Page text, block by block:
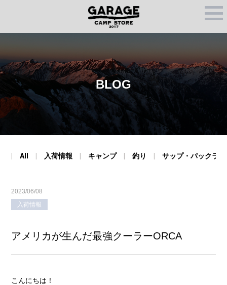
M
BLOG
All 入荷情報 キャンプ 釣り サップ・パックラ
2023/06/08
入荷情報
アメリカが生んだ最強クーラーORCA
こんにちは！